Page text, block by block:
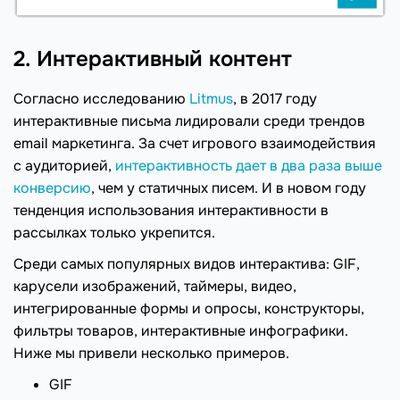
2. Интерактивный контент
Согласно исследованию Litmus, в 2017 году
интерактивные письма лидировали среди трендов
email маркетинга. За счет игрового взаимодействия
с аудиторией, интерактивность дает в два раза выше
конверсию, чем у статичных писем. И в новом году
тенденция использования интерактивности в
рассылках только укрепится.
Среди самых популярных видов интерактива: GIF,
карусели изображений, таймеры, видео,
интегрированные формы и опросы, конструкторы,
фильтры товаров, интерактивные инфографики.
Ниже мы привели несколько примеров.
GIF